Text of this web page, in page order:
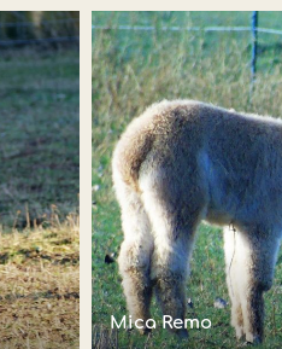
Mica Remo